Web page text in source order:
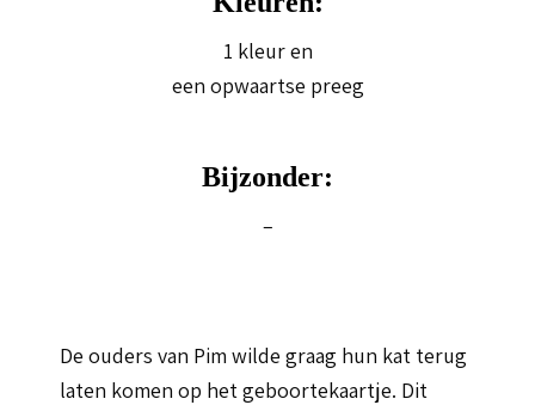
1 kleur en
een opwaartse preeg
Bijzonder:
–
De ouders van Pim wilde graag hun kat terug
laten komen op het geboortekaartje. Dit